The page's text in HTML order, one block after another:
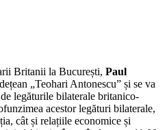
Britanii la București, Paul
„Teohari Antonescu” și se va
legăturile bilaterale britanico-
acestor legături bilaterale,
cât și relațiile economice și